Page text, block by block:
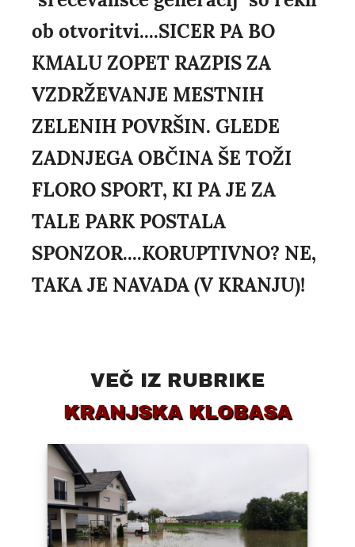
ob otvoritvi....SICER PA BO
KMALU ZOPET RAZPIS ZA
VZDRŽEVANJE MESTNIH
ZELENIH POVRŠIN. GLEDE
ZADNJEGA OBČINA ŠE TOŽI
FLORO SPORT, KI PA JE ZA
TALE PARK POSTALA
SPONZOR....KORUPTIVNO? NE,
TAKA JE NAVADA (V KRANJU)!
VEČ IZ RUBRIKE
KRANJSKA KLOBASA